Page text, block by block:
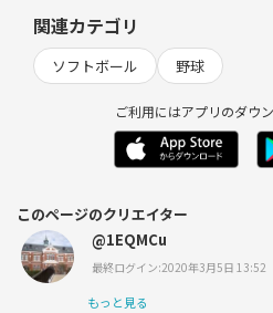
関連カテゴリ
ソフトボール 野球
ご利用にはアプリのダウ
このページのクリエイター
@1EQMCu
最終ログイン:2020年3月5日 13:52
もっと見る